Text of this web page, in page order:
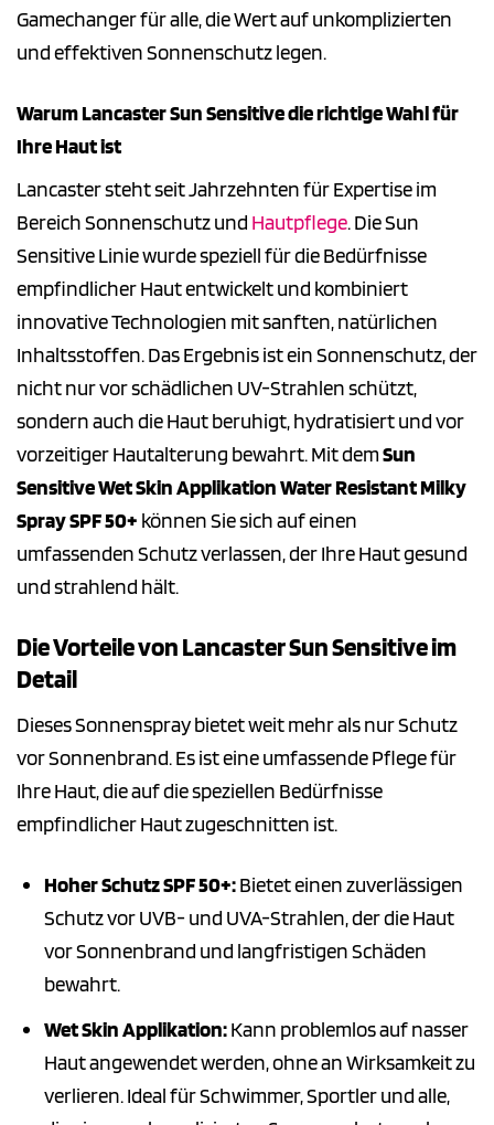
Gamechanger für alle, die Wert auf unkomplizierten
und effektiven Sonnenschutz legen.
Warum Lancaster Sun Sensitive die richtige Wahl für
Ihre Haut ist
Lancaster steht seit Jahrzehnten für Expertise im
Bereich Sonnenschutz und Hautpflege. Die Sun
Sensitive Linie wurde speziell für die Bedürfnisse
empfindlicher Haut entwickelt und kombiniert
innovative Technologien mit sanften, natürlichen
Inhaltsstoffen. Das Ergebnis ist ein Sonnenschutz, der
nicht nur vor schädlichen UV-Strahlen schützt,
sondern auch die Haut beruhigt, hydratisiert und vor
vorzeitiger Hautalterung bewahrt. Mit demSun
Sensitive Wet Skin Applikation Water Resistant Milky
Spray SPF 50+ können Sie sich auf einen
umfassenden Schutz verlassen, der Ihre Haut gesund
und strahlend hält.
Die Vorteile von Lancaster Sun Sensitive im
Detail
Dieses Sonnenspray bietet weit mehr als nur Schutz
vor Sonnenbrand. Es ist eine umfassende Pflege für
Ihre Haut, die auf die speziellen Bedürfnisse
empfindlicher Haut zugeschnitten ist.
Hoher Schutz SPF 50+:Bietet einen zuverlässigen
Schutz vor UVB- und UVA-Strahlen, der die Haut
vor Sonnenbrand und langfristigen Schäden
bewahrt.
Wet Skin Applikation:Kann problemlos auf nasser
Haut angewendet werden, ohne an Wirksamkeit zu
verlieren. Ideal für Schwimmer, Sportler und alle,